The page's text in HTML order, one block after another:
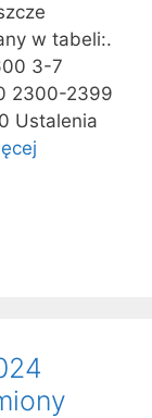
w tabeli:.
3-7
2300-2399
Ustalenia